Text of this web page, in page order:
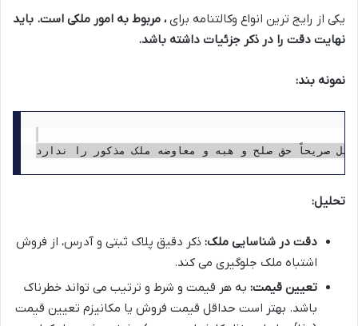
یکی از رایج ترین انواع وکالتنامه برای ، مربوط به امور ملکی است. باید
نهایت دقت را در ذکر جزئیات داشته باشد.
نمونه بند:
تحلیل:
دقت در شناسایی ملک: ذکر دقیق پلاک ثبتی و آدرس، از فروش
اشتباه ملک جلوگیری می کند.
تعیین قیمت: به هر قیمت و شرط و ترتیب می تواند خطرناک
باشد. بهتر است حداقل قیمت فروش یا مکانیزم تعیین قیمت